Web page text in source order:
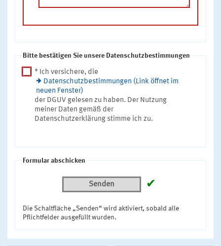
Bitte bestätigen Sie unsere Datenschutzbestimmungen
* Ich versichere, die
Datenschutzbestimmungen (Link öffnet im
neuen Fenster)
der DGUV gelesen zu haben. Der Nutzung
meiner Daten gemäß der
Datenschutzerklärung stimme ich zu.
Formular abschicken
Senden ✔
Die Schaltfläche „Senden“ wird aktiviert, sobald alle
Pflichtfelder ausgefüllt wurden.